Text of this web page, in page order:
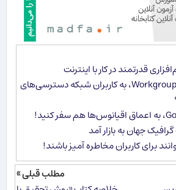
چگونه در شبکه Workgroup، به کاربران شبکه دسترسی‌های
جهان به بازار آمد
برای کاربران مخاطره آمیز باشند!
مطلب قبلی »